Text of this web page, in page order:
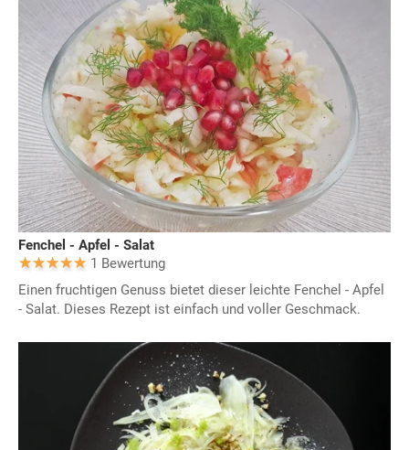
Fenchel - Apfel - Salat
1 Bewertung
Einen fruchtigen Genuss bietet dieser leichte Fenchel - Apfel
- Salat. Dieses Rezept ist einfach und voller Geschmack.